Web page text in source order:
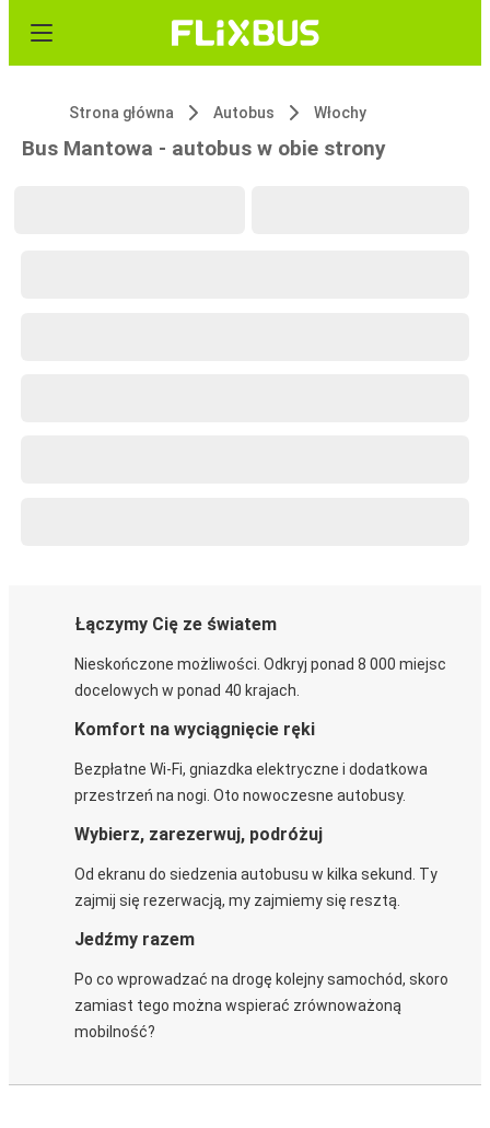
Strona główna Autobus Włochy
Bus Mantowa - autobus w obie strony
Łączymy Cię ze światem
Nieskończone możliwości. Odkryj ponad 8 000 miejsc
docelowych w ponad 40 krajach.
Komfort na wyciągnięcie ręki
Bezpłatne Wi-Fi, gniazdka elektryczne i dodatkowa
przestrzeń na nogi. Oto nowoczesne autobusy.
Wybierz, zarezerwuj, podróżuj
Od ekranu do siedzenia autobusu w kilka sekund. Ty
zajmij się rezerwacją, my zajmiemy się resztą.
Jedźmy razem
Po co wprowadzać na drogę kolejny samochód, skoro
zamiast tego można wspierać zrównoważoną
mobilność?